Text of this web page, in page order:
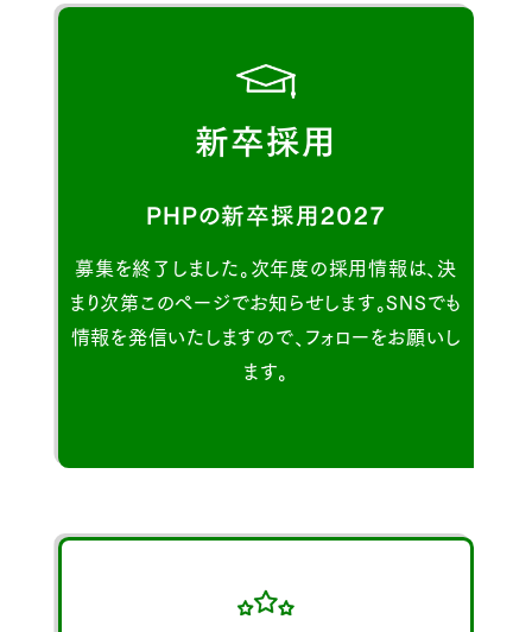
新卒採用
PHPの新卒採用2027
募集を終了しました。次年度の採用情報は、決
まり次第このページでお知らせします。SNSでも
情報を発信いたしますので、 フォローをお願いし
ます。